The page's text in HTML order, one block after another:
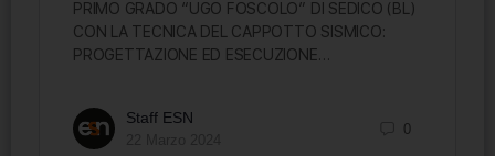
PRIMO GRADO “UGO FOSCOLO” DI SEDICO (BL)
CON LA TECNICA DEL CAPPOTTO SISMICO:
PROGETTAZIONE ED ESECUZIONE…
Staff ESN
0